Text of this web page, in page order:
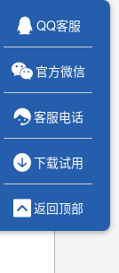
 QQ客服
 官方微信
客服电话
下载试用
 返回顶部